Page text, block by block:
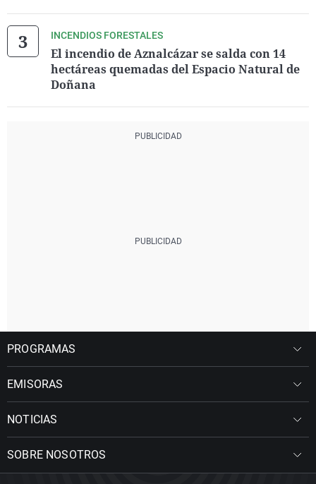
INCENDIOS FORESTALES
El incendio de Aznalcázar se salda con 14
hectáreas quemadas del Espacio Natural de
Doñana
PROGRAMAS
EMISORAS
NOTICIAS
SOBRE NOSOTROS